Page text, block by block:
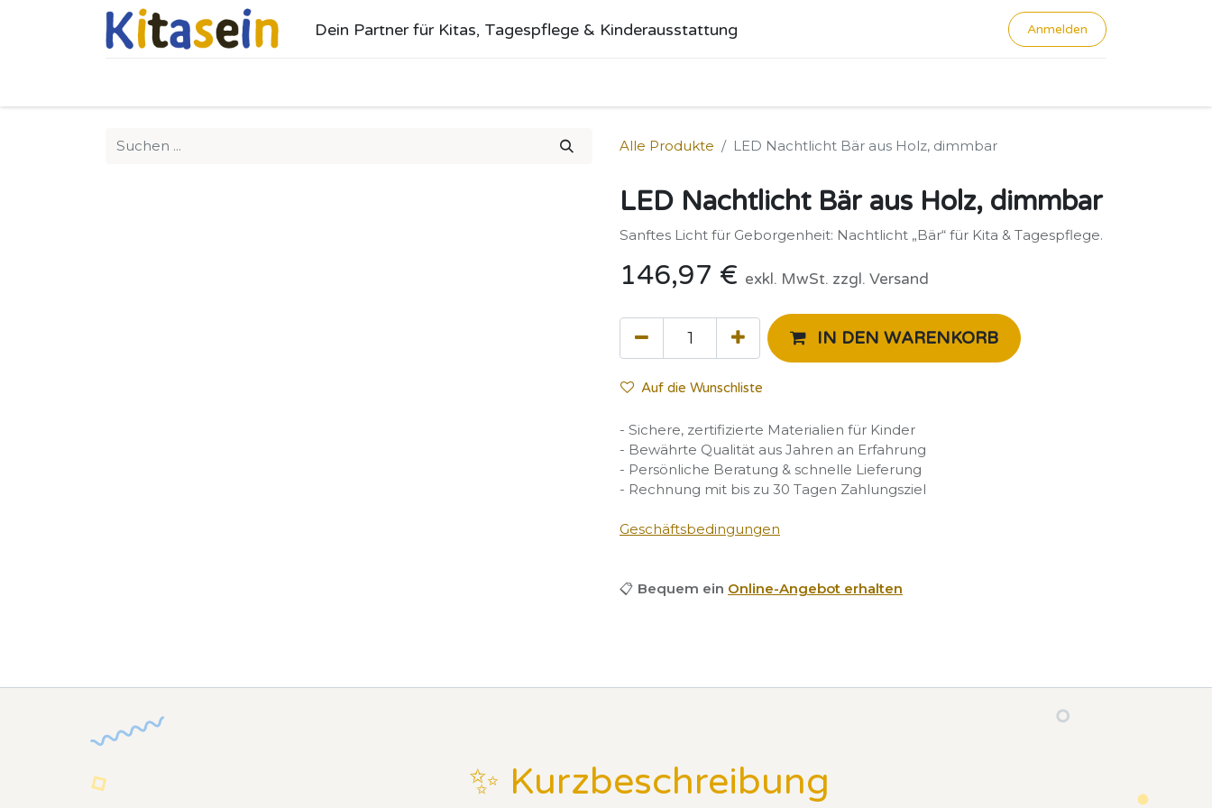
Dein Partner für Kitas, Tagespflege & Kinderausstattung Anmelden
Alle Produkte LED Nachtlicht Bär aus Holz, dimmbar
LED Nachtlicht Bär aus Holz, dimmbar
Sanftes Licht für Geborgenheit: Nachtlicht „Bär“ für Kita & Tagespflege.
146,97 € exkl. MwSt. zzgl. Versand
IN DEN WARENKORB
Auf die Wunschliste
- Sichere, zertifizierte Materialien für Kinder
- Bewährte Qualität aus Jahren an Erfahrung
- Persönliche Beratung & schnelle Lieferung
- Rechnung mit bis zu 30 Tagen Zahlungsziel
Geschäftsbedingungen
📋 Bequem ein Online-Angebot erhalten
✨ Kurzbeschreibung